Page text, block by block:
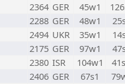
2364 GER 45w1
2288 GER 48w1
2494 UKR 35w1
2175 GER 97w1
2380 ISR 104w1
2406 GER 67s1